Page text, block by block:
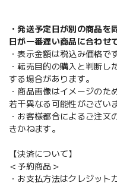
・発送予定日が別の商品を
日が一番遅い商品に合わせ
・表示金額は税込み価格です
・転売目的の購入と判断し
する場合があります。
・商品画像はイメージのた
若干異なる可能性がござい
・お客様都合によるご注文
きかねます。
【決済について】
＜予約商品＞
・お支払方法はクレジット